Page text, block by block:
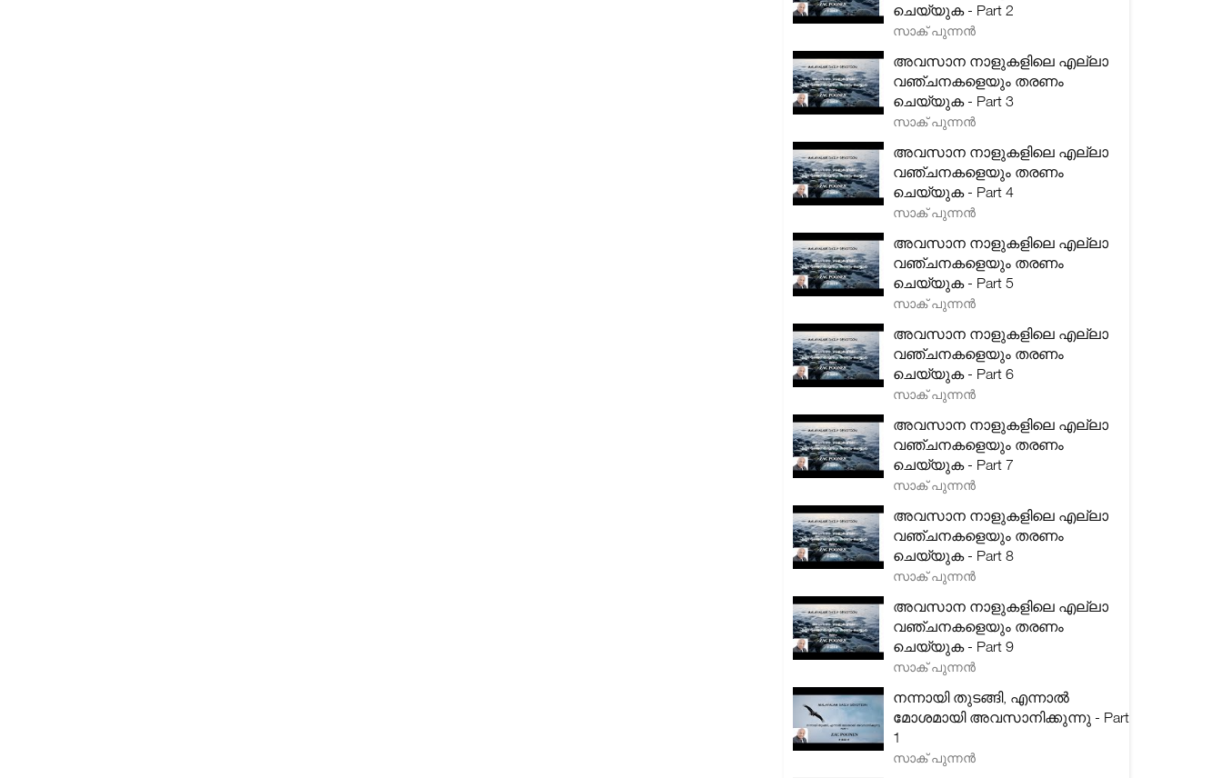
ചെയ്യുക - Part 2
സാക് പുന്നൻ
അവസാന നാളുകളിലെ എല്ലാ
വഞ്ചനകളെയും തരണം
ചെയ്യുക - Part 3
സാക് പുന്നൻ
അവസാന നാളുകളിലെ എല്ലാ
വഞ്ചനകളെയും തരണം
ചെയ്യുക - Part 4
സാക് പുന്നൻ
അവസാന നാളുകളിലെ എല്ലാ
വഞ്ചനകളെയും തരണം
ചെയ്യുക - Part 5
സാക് പുന്നൻ
അവസാന നാളുകളിലെ എല്ലാ
വഞ്ചനകളെയും തരണം
ചെയ്യുക - Part 6
സാക് പുന്നൻ
അവസാന നാളുകളിലെ എല്ലാ
വഞ്ചനകളെയും തരണം
ചെയ്യുക - Part 7
സാക് പുന്നൻ
അവസാന നാളുകളിലെ എല്ലാ
വഞ്ചനകളെയും തരണം
ചെയ്യുക - Part 8
സാക് പുന്നൻ
അവസാന നാളുകളിലെ എല്ലാ
വഞ്ചനകളെയും തരണം
ചെയ്യുക - Part 9
സാക് പുന്നൻ
നന്നായി തുടങ്ങി, എന്നാൽ
മോശമായി അവസാനിക്കുന്നു - Part
1
സാക് പുന്നൻ